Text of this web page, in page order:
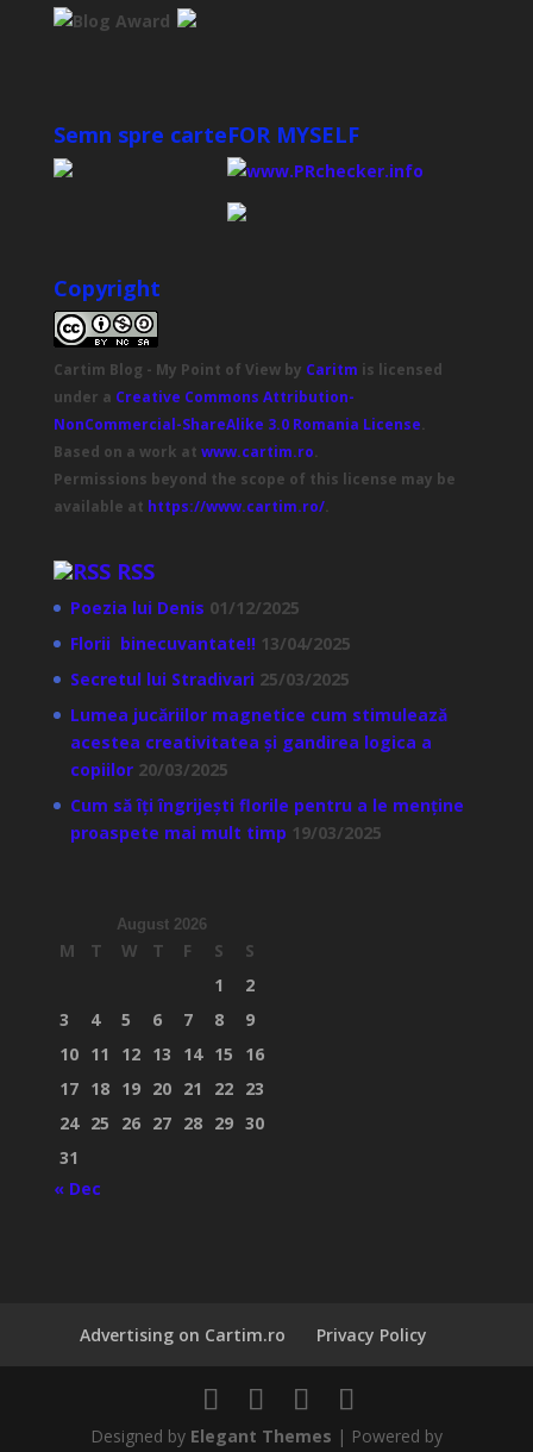
Semn spre carteFOR MYSELF
Copyright
Cartim Blog - My Point of Viewby Caritm is licensed
under a Creative Commons Attribution-
NonCommercial-ShareAlike 3.0 Romania License.
Based on a work at www.cartim.ro.
Permissions beyond the scope of this license may be
available at https://www.cartim.ro/.
RSS
Poezia lui Denis 01/12/2025
Florii binecuvantate!! 13/04/2025
Secretul lui Stradivari 25/03/2025
Lumea jucăriilor magnetice cum stimulează
acestea creativitatea și gandirea logica a
copiilor 20/03/2025
Cum să îți îngrijești florile pentru a le menține
proaspete mai mult timp 19/03/2025
August 2026
M T W T F S
S
1
2
3
4 5 6 7 8
9
10 11 12 13 14 15
16
17 18 19 20 21 22 23
24 25 26 27 28 29 30
31
« Dec
Advertising on Cartim.ro Privacy Policy
Designed by Elegant Themes | Powered by